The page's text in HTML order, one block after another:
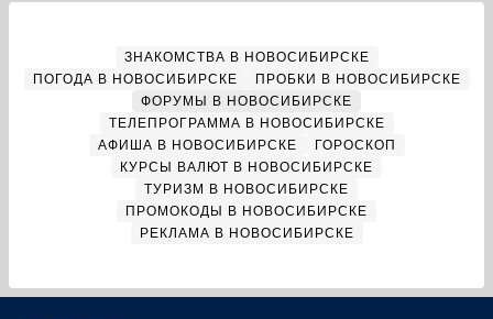
ЗНАКОМСТВА В НОВОСИБИРСКЕ
ПОГОДА В НОВОСИБИРСКЕ
ПРОБКИ В НОВОСИБИРСКЕ
ФОРУМЫ В НОВОСИБИРСКЕ
ТЕЛЕПРОГРАММА В НОВОСИБИРСКЕ
АФИША В НОВОСИБИРСКЕ
ГОРОСКОП
КУРСЫ ВАЛЮТ В НОВОСИБИРСКЕ
ТУРИЗМ В НОВОСИБИРСКЕ
ПРОМОКОДЫ В НОВОСИБИРСКЕ
РЕКЛАМА В НОВОСИБИРСКЕ